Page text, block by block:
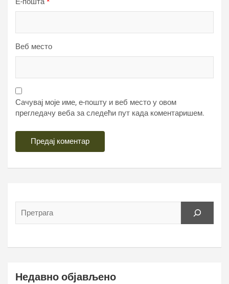
Веб место
Сачувај моје име, е-пошту и веб место у овом
прегледачу веба за следећи пут када коментаришем.
Недавно објављено